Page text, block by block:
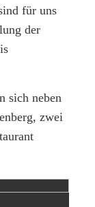
für uns
der
sich neben
zwei